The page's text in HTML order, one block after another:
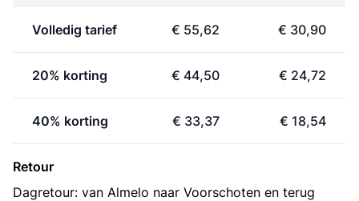
Volledig tarief € 55,62 € 30,90
20% korting € 44,50 € 24,72
40% korting € 33,37 € 18,54
Retour
Dagretour: van Almelo naar Voorschoten en terug